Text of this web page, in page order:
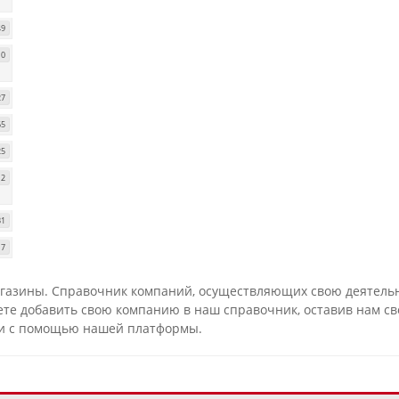
Справочник компаний, осуществляющих свою
добавить свою компанию в наш справочник, оставив нам
с помощью нашей платформы.